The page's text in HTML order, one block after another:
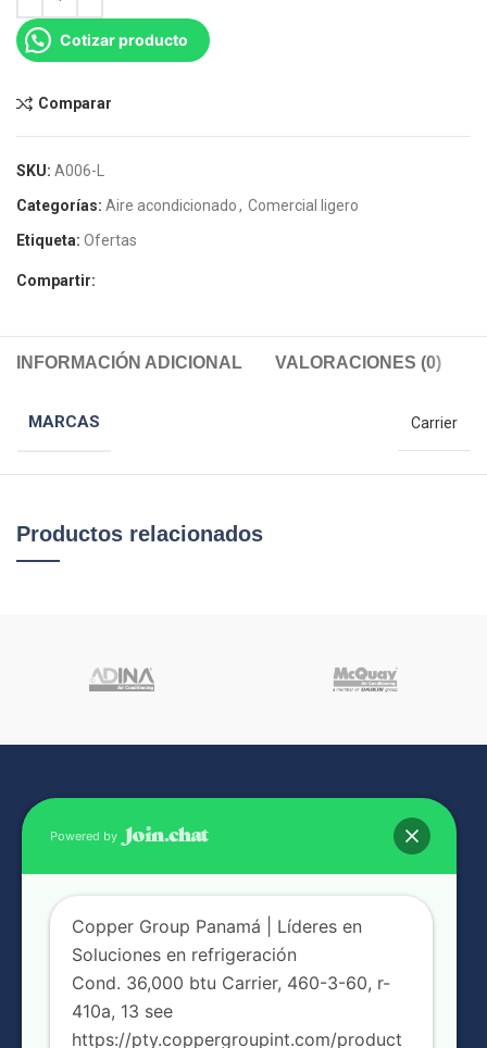
Cotizar producto
Comparar
SKU: A006-L
Categorías: Aire acondicionado, Comercial ligero
Etiqueta: Ofertas
Compartir:
INFORMACIÓN ADICIONAL VALORACIONES (0)
MARCAS Carrier
Productos relacionados
NUESTRAS SUCURSALES
Powered by
Copper Group Panamá | Líderes en
Soluciones en refrigeración
Cond. 36,000 btu Carrier, 460-3-60, r-
410a, 13 see
https://pty.coppergroupint.com/product